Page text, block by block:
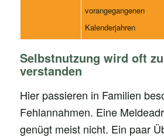
vorangegangenen
Kalenderjahren
Selbstnutzung wird oft
verstanden
Hier passieren in Familien
Fehlannahmen. Eine
genügt meist nicht. Ein paar